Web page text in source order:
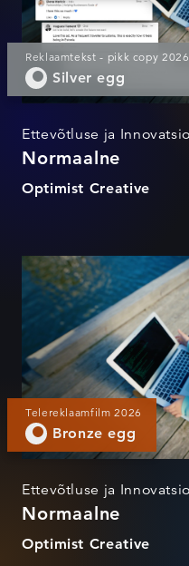
Reklaamtekst - pikk copy 2026
Silver egg
Ettevõtluse ja
Normaalne
Optimist Creative
Telereklaamfilm 2026
Bronze egg
Ettevõtluse ja
Normaalne
Optimist Creative